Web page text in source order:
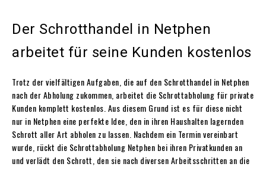
Der Schrotthandel in Netphen
arbeitet für seine Kunden kostenlos
Trotz der vielfältigen Aufgaben, die auf den Schrotthandel in Netphen
nach der Abholung zukommen, arbeitet die Schrottabholung für private
Kunden komplett kostenlos. Aus diesem Grund ist es für diese nicht
nur in Netphen eine perfekte Idee, den in ihren Haushalten lagernden
Schrott aller Art abholen zu lassen. Nachdem ein Termin vereinbart
wurde, rückt die Schrottabholung Netphen bei ihren Privatkunden an
und verlädt den Schrott, den sie nach diversen Arbeitsschritten an die